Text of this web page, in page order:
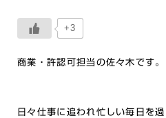
+3
商業・許認可担当の佐々木です。
日々仕事に追われ忙しい毎日を